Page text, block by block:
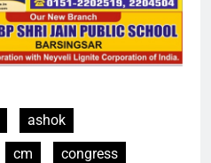
ashok
cm
congress